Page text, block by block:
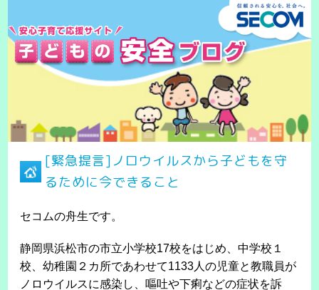
[緊急提言]ノロウイルスから子どもを守
るために今できること
セコムの舟生です。
静岡県浜松市の市立小学校17校をはじめ、中学校１
校、幼稚園２カ所であわせて1133人の児童と教職員が
ノロウイルスに感染し、嘔吐や下痢などの症状を訴